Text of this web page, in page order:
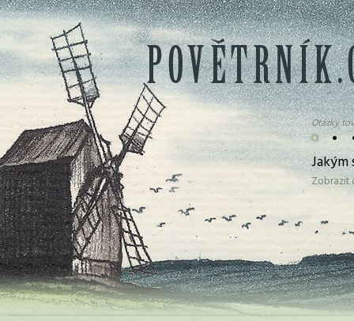
• •
Otázky